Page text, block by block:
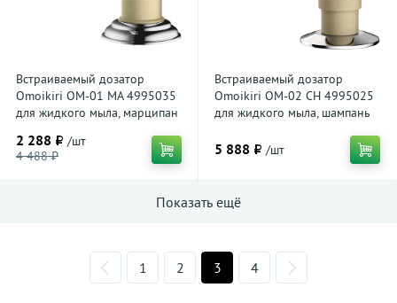
Встраиваемый дозатор
Omoikiri OM-01 MA 4995035
для жидкого мыла, марципан
2 288 ₽ /шт
4 488 ₽
Встраиваемый дозатор
Omoikiri OM-02 CH 4995025
для жидкого мыла, шампань
5 888 ₽ /шт
Показать ещё
1 2 3 4